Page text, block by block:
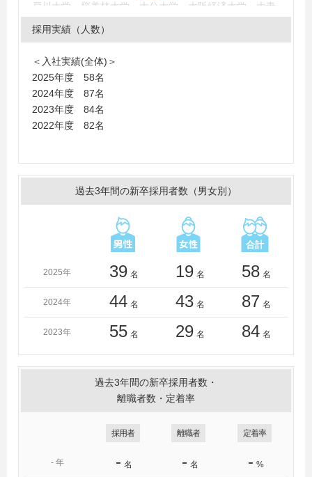
戸川大学、桜美林大学、大分大学、大阪経済大学、大妻
女子大学、沖縄国際大学、学習院大学、活水女子大学、
神奈川大学、金沢学院大学、川村学園女子大学、神田外
語大学、関東学院大学、関東学園大学、北九州市立大
学、岐阜協立大学、九州国際大学、九州産業大学、共愛
学園前橋国際大学、共栄大学、杏林大学、桐生大学、近
畿大学、熊本学園大学、久留米大学、群馬大学、群馬医
療福祉大学、群馬県立女子大学、慶應義塾大学、恵泉女
模女子大学、産業能率大学、静岡大学、実践女子大学、
徳大学、順天堂大学、尚絅学院大学、城西大学、湘南工
科大学、尚美学園大学、上武大学、昭和女子大学、駿河
台大学、聖学院大学、星槎道都大学、清泉女子大学、聖
徳大学、西南学院大学、西武文理大学、専修大学、仙台
康福祉大学、高崎商科大学、高千穂大学、拓殖大学、玉
川大学、千葉大学、千葉工業大学、千葉商科大学、中央
大学、中央学院大学、中京大学、都留文科大学、鶴見大
学、帝京大学、帝京科学大学（山梨）、帝京平成大学、
大学、東京経済大学、東京工科大学、東京工芸大学、東
学、東京農業大学、東京福祉大学、東京富士大学、東京
未来大学、東邦大学、東北学院大学、東北芸術工科大
大学、獨協大学、長崎外国語大学、長崎純心大学、新潟
大学、日本大学、日本工業大学、日本体育大学、日本文
採用実績（人数）
＜入社実績(全体)＞
2025年度 58名
2024年度 87名
2023年度 84名
2022年度 82名
過去3年間の新卒採用者数（男女別）
2025年 39 名 19 名 58 名
2024年 44 名 43 名 87 名
2023年 55 名 29 名 84 名
過去3年間の新卒採用者数・
離職者数・定着率
採用者 離職者 定着率
- 年 - 名 - 名 - %